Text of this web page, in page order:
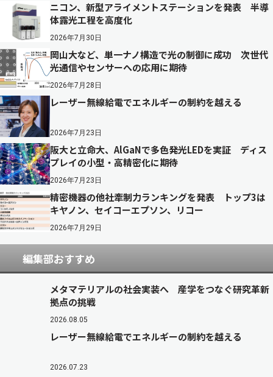
ニコン、新型アライメントステーションを発表 半導
体露光工程を高度化
2026年7月30日
岡山大など、単一ナノ構造で光の制御に成功 次世代
光通信やセンサーへの応用に期待
2026年7月28日
レーザー無線給電でエネルギーの制約を越える
2026年7月23日
阪大と立命大、AlGaNで多色発光LEDを実証 ディス
プレイの小型・高精密化に期待
2026年7月23日
精密機器の他社牽制力ランキングを発表 トップ3は
キヤノン、セイコーエプソン、リコー
2026年7月29日
編集部おすすめ
メタマテリアルの社会実装へ 産学をつなぐ研究革新
拠点の挑戦
2026.08.05
レーザー無線給電でエネルギーの制約を越える
2026.07.23